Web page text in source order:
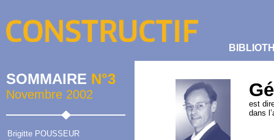
SOMMAIRE N°3
Novembre 2002
Brigitte POUSSEUR
est
dans